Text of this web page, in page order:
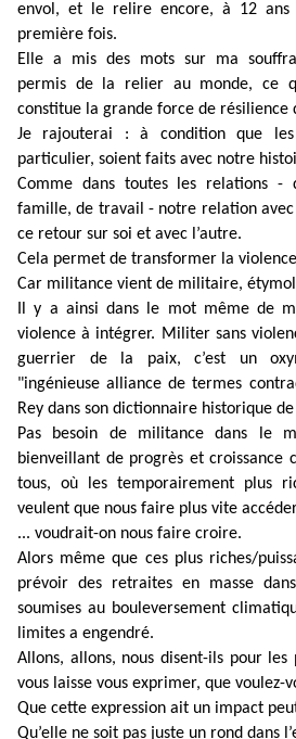
envol, et le relire encore, à 12 ans
première fois.
Elle a mis des mots sur ma
permis de la relier au monde, ce
constitue la grande force de résilience
Je rajouterai : à condition que
particulier, soient faits avec notre
Comme dans toutes les relations -
famille, de travail - notre relation
ce retour sur soi et avec l’autre.
Cela permet de transformer la
Car militance vient de militaire,
Il y a ainsi dans le mot même de
violence à intégrer. Militer sans
guerrier de la paix, c’est un
"ingénieuse alliance de termes
Rey dans son dictionnaire historique
Pas besoin de militance dans le
bienveillant de progrès et croissance
tous, où les temporairement plus
veulent que nous faire plus vite
... voudrait-on nous faire croire.
Alors même que ces plus riches/
prévoir des retraites en masse
soumises au bouleversement
limites a engendré.
Allons, allons, nous disent-ils pour
vous laisse vous exprimer, que voulez-
Que cette expression ait un impact
Qu’elle ne soit pas juste un rond dans